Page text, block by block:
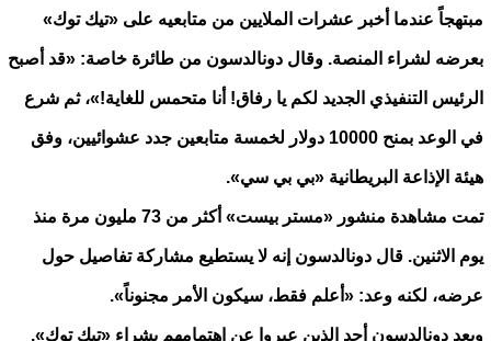
مبتهجاً عندما أخبر عشرات الملايين من متابعيه على «تيك توك»
بعرضه لشراء المنصة. وقال دونالدسون من طائرة خاصة: «قد أصبح
الرئيس التنفيذي الجديد لكم يا رفاق! أنا متحمس للغاية!»، ثم شرع
في الوعد بمنح 10000 دولار لخمسة متابعين جدد عشوائيين، وفق
هيئة الإذاعة البريطانية «بي بي سي».
تمت مشاهدة منشور «مستر بيست» أكثر من 73 مليون مرة منذ
يوم الاثنين. قال دونالدسون إنه لا يستطيع مشاركة تفاصيل حول
عرضه، لكنه وعد: «أعلم فقط، سيكون الأمر مجنوناً».
ويعد دونالدسون أحد الذين عبروا عن اهتمامهم بشراء «تيك توك».